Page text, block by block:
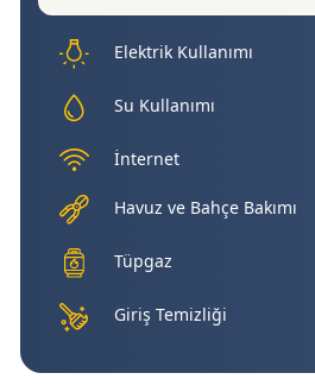
Elektrik Kullanımı
Su Kullanımı
İnternet
Havuz ve Bahçe Bakımı
Tüpgaz
Giriş Temizliği